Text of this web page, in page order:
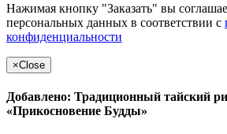
Нажимая кнопку "Заказать" вы
персональных данных в соответствии с
конфиденциальности
×Close
Добавлено: Традиционный тайский
«Прикосновение Будды»